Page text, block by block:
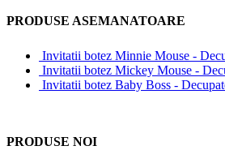
PRODUSE ASEMANATOARE
Invitatii botez Minnie Mouse -
Invitatii botez Mickey Mouse -
Invitatii botez Baby Boss -
PRODUSE NOI